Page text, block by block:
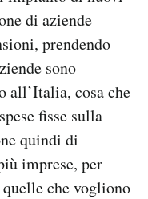
di aziende
prendendo
sono
all’Italia, cosa che
fisse sulla
quindi di
imprese, per
che vogliono